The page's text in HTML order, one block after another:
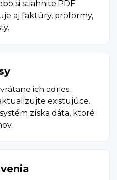
si stiahnite PDF
aj faktúry, proformy,
ich adries.
existujúce.
získa dáta, ktoré